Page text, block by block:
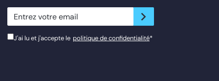
newsletter.suscribe
J'ai lu et j'accepte le politique de confidentialité*